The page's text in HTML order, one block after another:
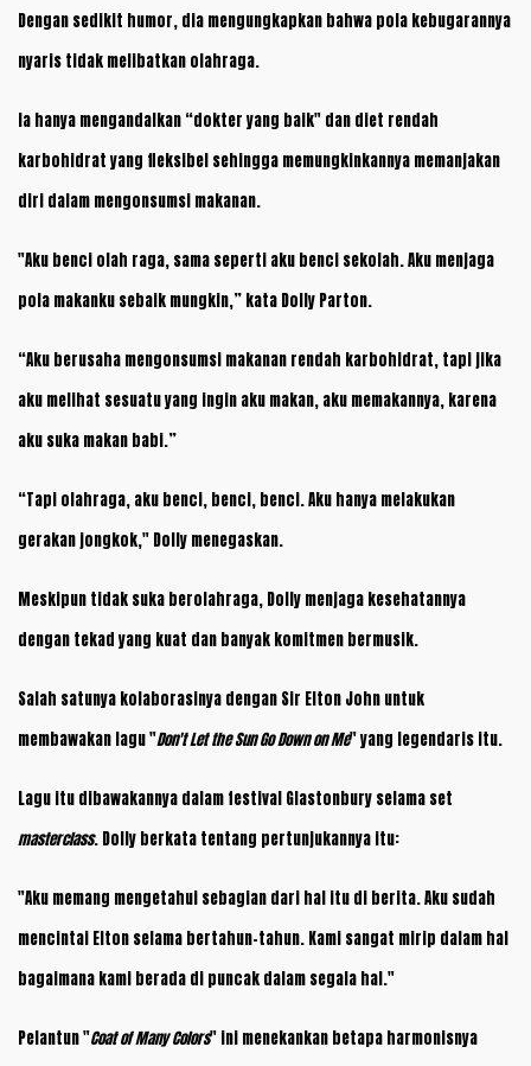
Dengan sedikit humor, dia mengungkapkan bahwa pola kebugarannya
nyaris tidak melibatkan olahraga.
Ia hanya mengandalkan “dokter yang baik" dan diet rendah
karbohidrat yang fleksibel sehingga memungkinkannya memanjakan
diri dalam mengonsumsi makanan.
"Aku benci olah raga, sama seperti aku benci sekolah. Aku menjaga
pola makanku sebaik mungkin,” kata Dolly Parton.
“Aku berusaha mengonsumsi makanan rendah karbohidrat, tapi jika
aku melihat sesuatu yang ingin aku makan, aku memakannya, karena
aku suka makan babi.”
“Tapi olahraga, aku benci, benci, benci. Aku hanya melakukan
gerakan jongkok," Dolly menegaskan.
Meskipun tidak suka berolahraga, Dolly menjaga kesehatannya
dengan tekad yang kuat dan banyak komitmen bermusik.
Salah satunya kolaborasinya dengan Sir Elton John untuk
membawakan lagu "Don't Let the Sun Go Down on Me" yang legendaris itu.
Lagu itu dibawakannya dalam festival Glastonbury selama set
masterclass. Dolly berkata tentang pertunjukannya itu:
"Aku memang mengetahui sebagian dari hal itu di berita. Aku sudah
mencintai Elton selama bertahun-tahun. Kami sangat mirip dalam hal
bagaimana kami berada di puncak dalam segala hal."
Pelantun "Coat of Many Colors" ini menekankan betapa harmonisnya